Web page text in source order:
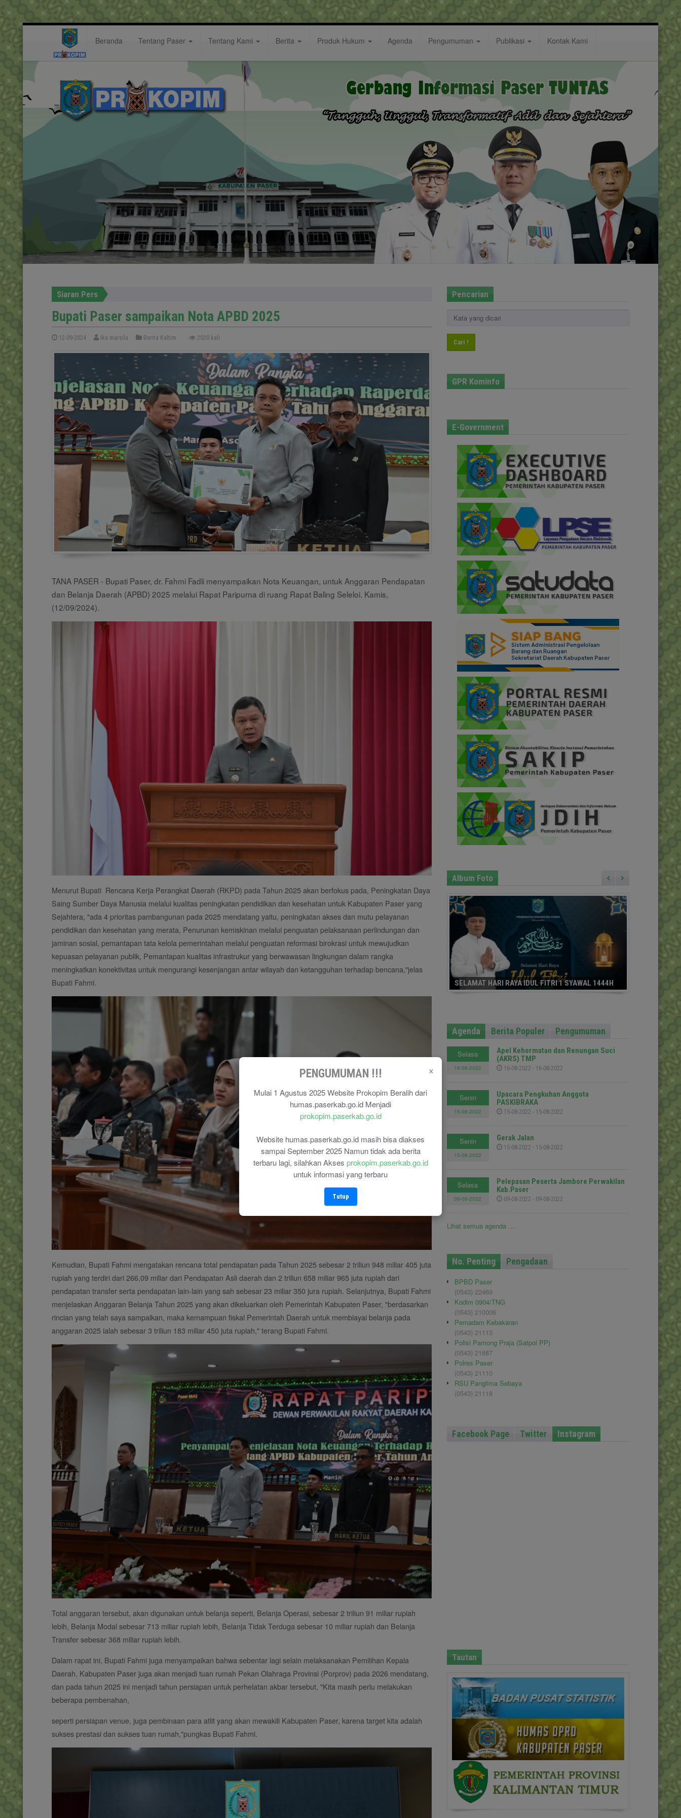
×
PENGUMUMAN !!!
Mulai 1 Agustus 2025 Website Prokopim Beralih dari
humas.paserkab.go.id Menjadi
prokopim.paserkab.go.id
Website humas.paserkab.go.id masih bisa diakses
sampai September 2025 Namun tidak ada berita
terbaru lagi, silahkan Akses prokopim.paserkab.go.id
untuk informasi yang terbaru
Tutup
Beranda Tentang Paser Tentang Kami Berita Produk Hukum Agenda Pengumuman Publikasi Kontak Kami
Berita:
Siaran Pers
Bupati Paser sampaikan Nota APBD 2025
12-09-2024 Ika marsila Berita Kaltim 2020 kali
TANA PASER - Bupati Paser, dr. Fahmi Fadli menyampaikan Nota Keuangan, untuk Anggaran Pendapatan
dan Belanja Daerah (APBD) 2025 melalui Rapat Paripurna di ruang Rapat Baling Seleloi. Kamis,
(12/09/2024).
Menurut Bupati Rencana Kerja Perangkat Daerah (RKPD) pada Tahun 2025 akan berfokus pada, Peningkatan Daya
Saing Sumber Daya Manusia melalui kualitas peningkatan pendidikan dan kesehatan untuk Kabupaten Paser yang
Sejahtera, "ada 4 prioritas pambangunan pada 2025 mendatang yaitu, peningkatan akses dan mutu pelayanan
pendidikan dan kesehatan yang merata, Penurunan kemiskinan melalui penguatan pelaksanaan perlindungan dan
jaminan sosial, pemantapan tata kelola pemerintahan melalui penguatan reformasi birokrasi untuk mewujudkan
kepuasan pelayanan publik, Pemantapan kualitas infrastrukur yang berwawasan lingkungan dalam rangka
meningkatkan konektivitas untuk mengurangi kesenjangan antar wilayah dan ketangguhan terhadap bencana,"jelas
Bupati Fahmi.
Kemudian, Bupati Fahmi mengatakan rencana total pendapatan pada Tahun 2025 sebesar 2 triliun 948 miliar 405 juta
rupiah yang terdiri dari 266,09 miliar dari Pendapatan Asli daerah dan 2 triliun 658 miliar 965 juta rupiah dari
pendapatan transfer serta pendapatan lain-lain yang sah sebesar 23 miliar 350 jura rupiah. Selanjutnya, Bupati Fahmi
menjelaskan Anggaran Belanja Tahun 2025 yang akan dikeluarkan oleh Pemerintah Kabupaten Paser, "berdasarkan
rincian yang telah saya sampaikan, maka kemampuan fiskal Pemerintah Daerah untuk membiayai belanja pada
anggaran 2025 ialah sebesar 3 triliun 183 miliar 450 juta rupiah," terang Bupati Fahmi.
Total anggaran tersebut, akan digunakan untuk belanja seperti, Belanja Operasi, sebesar 2 triliun 91 miliar rupiah
lebih, Belanja Modal sebesar 713 miliar rupiah lebih, Belanja Tidak Terduga sebesar 10 miliar rupiah dan Belanja
Transfer sebesar 368 miliar rupiah lebih.
Dalam rapat ini, Bupati Fahmi juga menyampaikan bahwa sebentar lagi selain melaksanakan Pemilihan Kepala
Daerah, Kabupaten Paser juga akan menjadi tuan rumah Pekan Olahraga Provinsi (Porprov) pada 2026 mendatang,
dan pada tahun 2025 ini menjadi tahun persiapan untuk perhelatan akbar tersebut, "Kita masih perlu melakukan
beberapa pembenahan,
seperti persiapan venue, juga pembinaan para atlit yang akan mewakili Kabupaten Paser, karena target kita adalah
sukses prestasi dan sukses tuan rumah,"pungkas Bupati Fahmi.
Pencarian
Cari !
GPR Kominfo
E-Government
Album Foto
SELAMAT HARI RAYA IDUL FITRI 1 SYAWAL 1444H
Agenda Berita Populer Pengumuman
Selasa
16-08-2022
Apel Kehormatan dan Renungan Suci
(AKRS) TMP
16-08-2022 - 16-08-2022
Senin
15-08-2022
Upacara Pengkuhan Anggota
PASKIBRAKA
15-08-2022 - 15-08-2022
Senin
15-08-2022
Gerak Jalan
15-08-2022 - 15-08-2022
Selasa
09-08-2022
Pelepasan Peserta Jambore Perwakilan
Kab.Paser
09-08-2022 - 09-08-2022
Lihat semua agenda ....
No. Penting Pengadaan
BPBD Paser
(0543) 22469
Kodim 0904/TNG
(0543) 210006
Pemadam Kebakaran
(0543) 21113
Polisi Pamong Praja (Satpol PP)
(0543) 21687
Polres Paser
(0543) 21110
RSU Panglima Sebaya
(0543) 21118
Facebook Page Twitter Instagram
Tautan